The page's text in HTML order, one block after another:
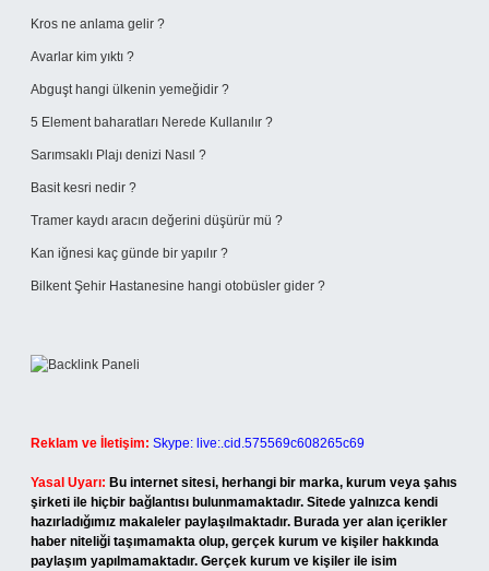
Kros ne anlama gelir ?
Avarlar kim yıktı ?
Abguşt hangi ülkenin yemeğidir ?
5 Element baharatları Nerede Kullanılır ?
Sarımsaklı Plajı denizi Nasıl ?
Basit kesri nedir ?
Tramer kaydı aracın değerini düşürür mü ?
Kan iğnesi kaç günde bir yapılır ?
Bilkent Şehir Hastanesine hangi otobüsler gider ?
Reklam ve İletişim: Skype: live:.cid.575569c608265c69
Yasal Uyarı: Bu internet sitesi, herhangi bir marka, kurum veya şahıs
şirketi ile hiçbir bağlantısı bulunmamaktadır. Sitede yalnızca kendi
hazırladığımız makaleler paylaşılmaktadır. Burada yer alan içerikler
haber niteliği taşımamakta olup, gerçek kurum ve kişiler hakkında
paylaşım yapılmamaktadır. Gerçek kurum ve kişiler ile isim